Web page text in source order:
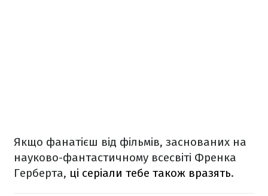
Якщо фанатієш від фільмів, заснованих на
науково-фантастичному всесвіті Френка
Герберта, ці серіали тебе також вразять.